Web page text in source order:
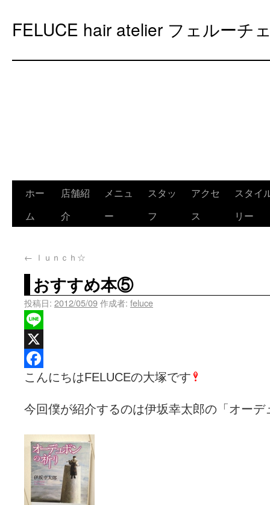
FELUCE hair atelier フェルーチ
ホー
ム
店舗紹
介
メニュ
ー
スタッ
フ
アクセ
ス
スタイ
リー
← ｌｕｎｃｈ☆
おすすめ本⑤
投稿日: 2012/05/09作成者: feluce
Line
X
Facebook
こんにちはFELUCEの大塚です
今回僕が紹介するのは伊坂幸太郎の「オー